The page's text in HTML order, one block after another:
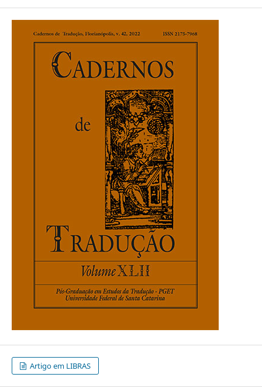
Artigo em LIBRAS